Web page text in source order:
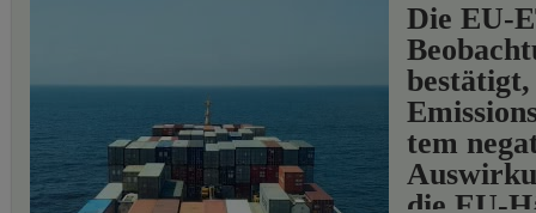
Die EU-
bestätigt,
tem
die EU-